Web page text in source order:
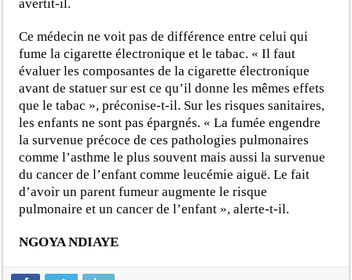
avertit-il.
Ce médecin ne voit pas de différence entre celui qui
fume la cigarette électronique et le tabac. « Il faut
évaluer les composantes de la cigarette électronique
avant de statuer sur est ce qu’il donne les mêmes effets
que le tabac », préconise-t-il. Sur les risques sanitaires,
les enfants ne sont pas épargnés. « La fumée engendre
la survenue précoce de ces pathologies pulmonaires
comme l’asthme le plus souvent mais aussi la survenue
du cancer de l’enfant comme leucémie aiguë. Le fait
d’avoir un parent fumeur augmente le risque
pulmonaire et un cancer de l’enfant », alerte-t-il.
NGOYA NDIAYE